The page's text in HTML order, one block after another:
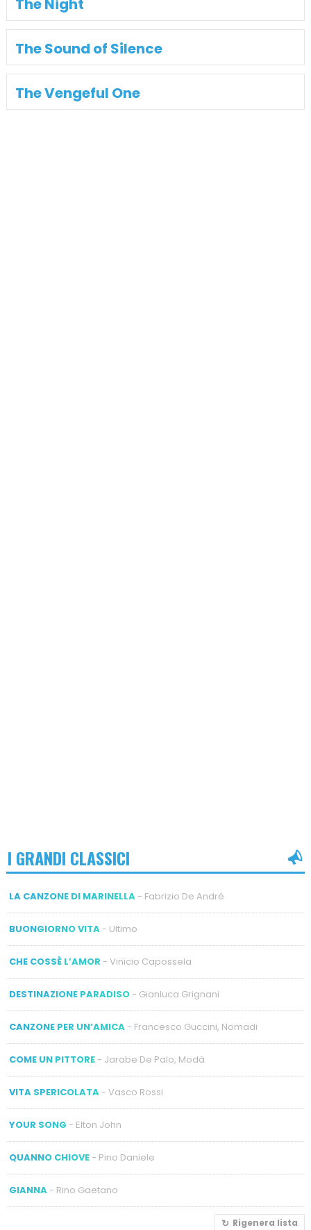
The Night
The Sound of Silence
The Vengeful One
I GRANDI CLASSICI
LA CANZONE DI MARINELLA- Fabrizio De André
BUONGIORNO VITA- Ultimo
CHE COSSÈ L’AMOR - Vinicio Capossela
DESTINAZIONE PARADISO- Gianluca Grignani
CANZONE PER UN’AMICA- Francesco Guccini, Nomadi
COME UN PITTORE- Jarabe De Palo, Modà
VITA SPERICOLATA- Vasco Rossi
YOUR SONG - Elton John
QUANNO CHIOVE- Pino Daniele
GIANNA- Rino Gaetano
Rigenera lista